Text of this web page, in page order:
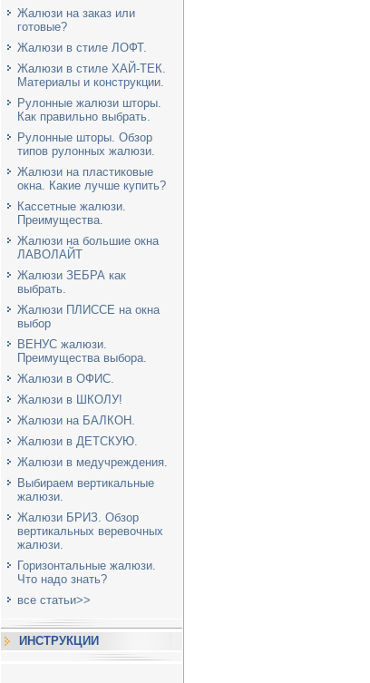
Жалюзи на заказ или
готовые?
Жалюзи в стиле ЛОФТ.
Жалюзи в стиле ХАЙ-ТЕК.
Материалы и конструкции.
Рулонные жалюзи шторы.
Как правильно выбрать.
Рулонные шторы. Обзор
типов рулонных жалюзи.
Жалюзи на пластиковые
окна. Какие лучше купить?
Кассетные жалюзи.
Преимущества.
Жалюзи на большие окна
ЛАВОЛАЙТ
Жалюзи ЗЕБРА как
выбрать.
Жалюзи ПЛИССЕ на окна
выбор
ВЕНУС жалюзи.
Преимущества выбора.
Жалюзи в ОФИС.
Жалюзи в ШКОЛУ!
Жалюзи на БАЛКОН.
Жалюзи в ДЕТСКУЮ.
Жалюзи в медучреждения.
Выбираем вертикальные
жалюзи.
Жалюзи БРИЗ. Обзор
вертикальных веревочных
жалюзи.
Горизонтальные жалюзи.
Что надо знать?
все статьи>>
ИНСТРУКЦИИ